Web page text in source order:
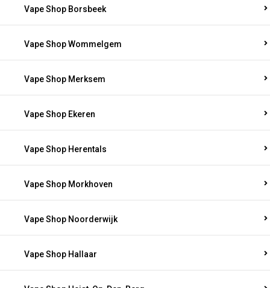
Vape Shop Borsbeek
Vape Shop Wommelgem
Vape Shop Merksem
Vape Shop Ekeren
Vape Shop Herentals
Vape Shop Morkhoven
Vape Shop Noorderwijk
Vape Shop Hallaar